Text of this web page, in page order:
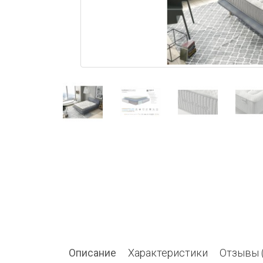
Описание Характеристики Отзывы